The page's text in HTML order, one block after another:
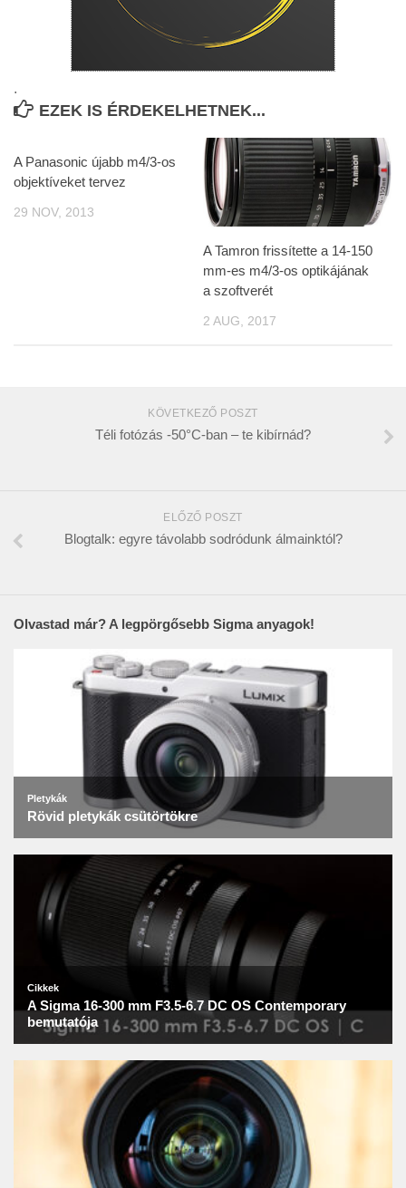
.
EZEK IS ÉRDEKELHETNEK...
A Panasonic újabb m4/3-os
objektíveket tervez
29 NOV, 2013
A Tamron frissítette a 14-150
mm-es m4/3-os optikájának
a szoftverét
2 AUG, 2017
KÖVETKEZŐ POSZT
Téli fotózás -50°C-ban – te kibírnád?
ELŐZŐ POSZT
Blogtalk: egyre távolabb sodródunk álmainktól?
Olvastad már? A legpörgősebb Sigma anyagok!